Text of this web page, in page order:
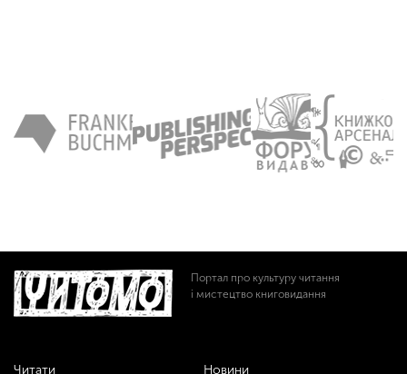
Портал про культуру читання
і мистецтво книговидання
Читати Новини